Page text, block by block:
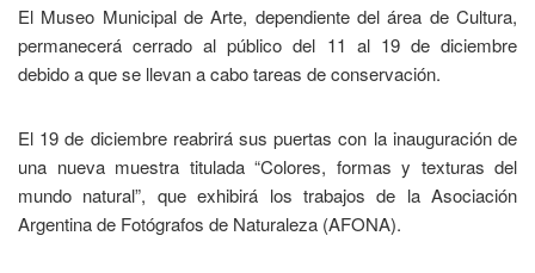
El Museo Municipal de Arte, dependiente del área de Cultura,
permanecerá cerrado al público del 11 al 19 de diciembre
debido a que se llevan a cabo tareas de conservación.
El 19 de diciembre reabrirá sus puertas con la inauguración de
una nueva muestra titulada “Colores, formas y texturas del
mundo natural”, que exhibirá los trabajos de la Asociación
Argentina de Fotógrafos de Naturaleza (AFONA).